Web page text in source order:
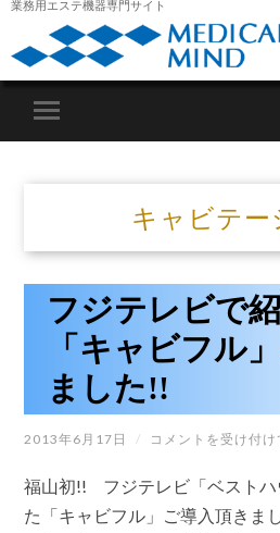
業務用エステ機器専門サイト
キャビテー
フジテレビで
「キャビフル
ました!!
2013年6月17日 /
フ
レ
ビ
コメントを受け付
福山初!! フジテレビ「ベストハ
た「キャビフル」ご導入頂き